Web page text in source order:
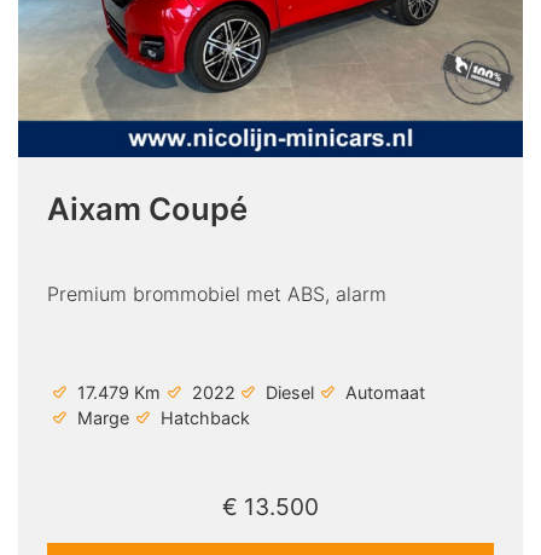
Aixam Coupé
Premium brommobiel met ABS, alarm
17.479 Km 2022 Diesel
Automaat
Marge
Hatchback
€ 13.500